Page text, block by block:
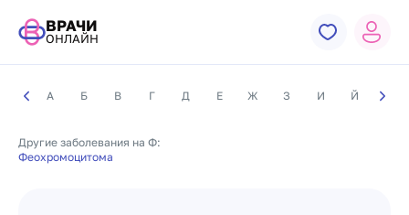
ВРАЧИ
ОНЛАЙН
А Б В Г Д Е Ж З И Й К
Другие заболевания на Ф:
Феохромоцитома